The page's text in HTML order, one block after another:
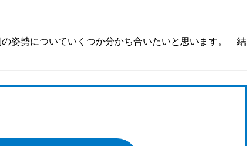
姿勢についていくつか分かち合いたいと思います。 結